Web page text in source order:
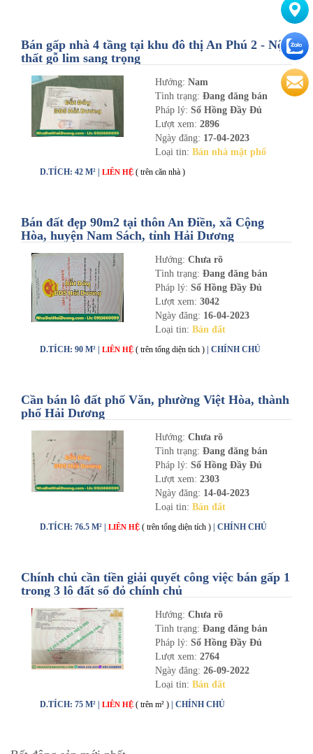
Bán gấp nhà 4 tầng tại khu đô thị An Phú 2 - Nội
thất gỗ lim sang trọng
Hướng: Nam
Tình trạng: Đang đăng bán
Pháp lý: Sổ Hồng Đầy Đủ
Lượt xem: 2896
Ngày đăng: 17-04-2023
Loại tin: Bán nhà mặt phố
D.TÍCH: 42 M² | LIÊN HỆ ( trên căn nhà )
Bán đất đẹp 90m2 tại thôn An Điền, xã Cộng
Hòa, huyện Nam Sách, tỉnh Hải Dương
Hướng: Chưa rõ
Tình trạng: Đang đăng bán
Pháp lý: Sổ Hồng Đầy Đủ
Lượt xem: 3042
Ngày đăng: 16-04-2023
Loại tin: Bán đất
D.TÍCH: 90 M² | LIÊN HỆ ( trên tổng diện tích ) | CHÍNH CHỦ
Cần bán lô đất phố Văn, phường Việt Hòa, thành
phố Hải Dương
Hướng: Chưa rõ
Tình trạng: Đang đăng bán
Pháp lý: Sổ Hồng Đầy Đủ
Lượt xem: 2303
Ngày đăng: 14-04-2023
Loại tin: Bán đất
D.TÍCH: 76.5 M² | LIÊN HỆ ( trên tổng diện tích ) | CHÍNH CHỦ
Chính chủ cần tiền giải quyết công việc bán gấp 1
trong 3 lô đất sổ đỏ chính chủ
Hướng: Chưa rõ
Tình trạng: Đang đăng bán
Pháp lý: Sổ Hồng Đầy Đủ
Lượt xem: 2764
Ngày đăng: 26-09-2022
Loại tin: Bán đất
D.TÍCH: 75 M² | LIÊN HỆ ( trên m² ) | CHÍNH CHỦ